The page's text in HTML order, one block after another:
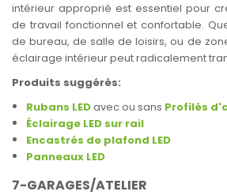
intérieur approprié est essentiel pour
de travail fonctionnel et confortable.
de bureau, de salle de loisirs, ou de
éclairage intérieur peut radicalement
Produits suggérés:
Rubans LEDavec ou sans Profilés
Éclairage LED sur rail
Encastrés de plafond LED
Panneaux LED
7-GARAGES/ATELIER